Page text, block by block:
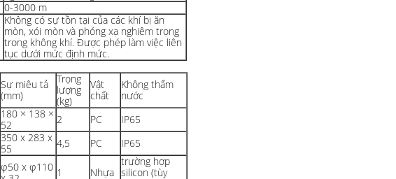
0-3000 m
Không có sự tồn tại của các khí bị ăn
mòn, xói mòn và phóng xạ nghiêm trọng
trong không khí. Được phép làm việc liên
tục dưới mức định mức.
Sự miêu tả
(mm)
Trọng
lượng
(kg)
Vật
chất
Không thấm
nước
180 × 138 ×
52
2 PC
IP65
350 x 283 x
55
4,5 PC
IP65
φ50 x φ110 1 Nhựa
trường hợp
silicon (tùy